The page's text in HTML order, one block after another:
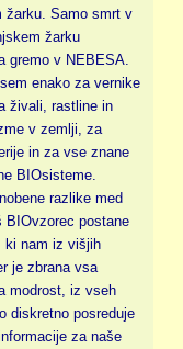
žarku. Samo smrt v
žarku
gremo v NEBESA.
enako za vernike
živali, rastline in
v zemlji, za
in za vse znane
BIOsisteme.
razlike med
BIOvzorec postane
ki nam iz višjih
je zbrana vsa
modrost, iz vseh
diskretno posreduje
za naše